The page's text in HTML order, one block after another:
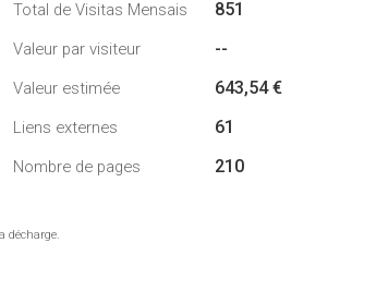
Total de Visitas Mensais 851
Valeur par visiteur --
Valeur estimée 643,54 €
Liens externes 61
Nombre de pages 210
décharge.